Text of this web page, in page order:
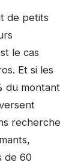
de petits
le cas
Et si les
du montant
recherche
de 60